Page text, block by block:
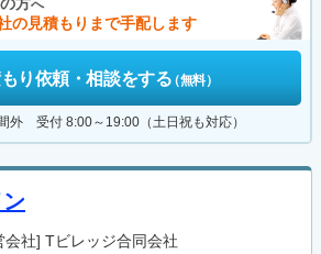
方へ
の見積もりまで手配します
もり依頼・相談をする（無料）
外 受付 8:00～19:00（土日祝も対応）
会社] Tビレッジ合同会社